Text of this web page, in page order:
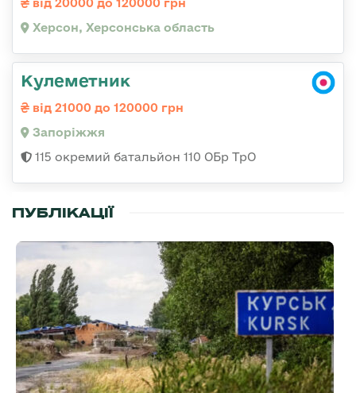
Херсон, Херсонська область
Кулеметник
від 21000 до 120000 грн
Запоріжжя
115 окремий батальйон 110 ОБр ТрО
ПУБЛІКАЦІЇ